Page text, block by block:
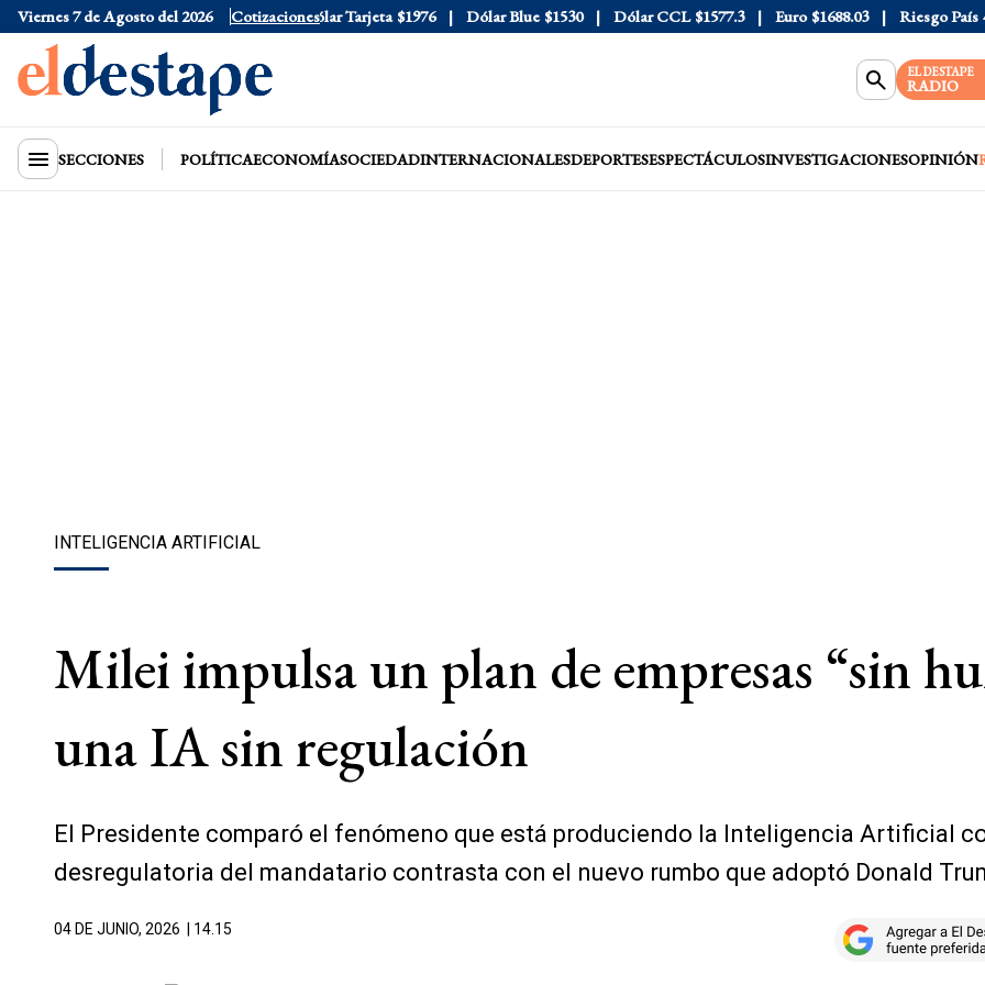
Viernes 7 de Agosto del 2026 Cotizaciones
Dólar Oficial $1520 Dólar Tarjeta $1976 Dólar Blue $1530 Dólar CCL $1577.3 Euro $1688.03 Riesgo País 408
EL DESTAPE
RADIO
SECCIONES POLÍTICAECONOMÍASOCIEDADINTERNACIONALESDEPORTESESPECTÁCULOSINVESTIGACIONESOPINIÓN
INTELIGENCIA ARTIFICIAL
Milei impulsa un plan de empresas “sin
una IA sin regulación
El Presidente comparó el fenómeno que está produciendo la Inteligencia Artificial
desregulatoria del mandatario contrasta con el nuevo rumbo que adoptó Donald
04 DE JUNIO, 2026 | 14.15